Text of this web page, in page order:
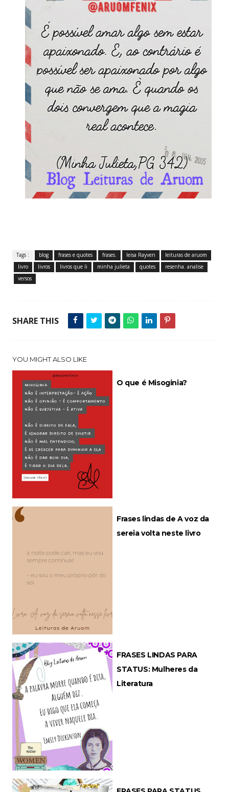
Tags : blog frases e quotes frases. leisa Rayven
leituras de aruom
livro
livros livros que li minha julieta quotes
resenha. analise
versos
SHARE THIS
YOU MIGHT ALSO LIKE
O que é Misoginia?
Frases lindas de A voz da
sereia volta neste livro
FRASES LINDAS PARA
STATUS: Mulheres da
Literatura